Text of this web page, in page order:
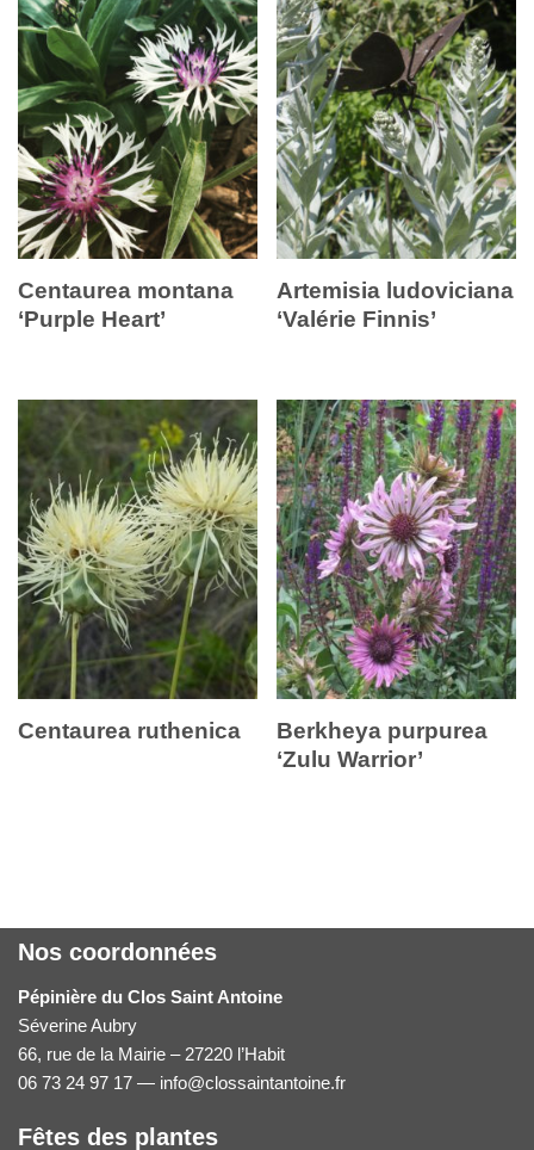
Centaurea montana
‘Purple Heart’
Artemisia ludoviciana
‘Valérie Finnis’
Centaurea ruthenica
Berkheya purpurea
‘Zulu Warrior’
Nos coordonnées
Pépinière du Clos Saint Antoine
Séverine Aubry
66, rue de la Mairie – 27220 l’Habit
06 73 24 97 17 — info@clossaintantoine.fr
Fêtes des plantes